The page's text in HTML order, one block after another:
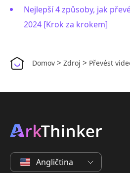
Nejlepší 4 způsoby, jak
2024 [Krok za krokem]
Domov > Zdroj > Převést
Angličtina